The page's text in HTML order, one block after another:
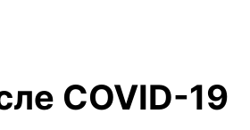
COVID-19